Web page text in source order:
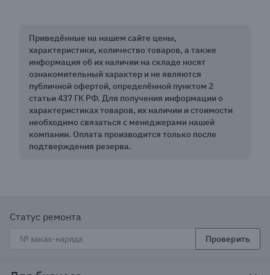
Приведённые на нашем сайте цены,
характеристики, количество товаров, а также
информация об их наличии на складе носят
ознакомительный характер и не являются
публичной офертой, определённой пунктом 2
статьи 437 ГК РФ. Для получения информации о
характеристиках товаров, их наличии и стоимости
необходимо связаться с менеджерами нашей
компании. Оплата производится только после
подтверждения резерва.
Статус ремонта
Проверить